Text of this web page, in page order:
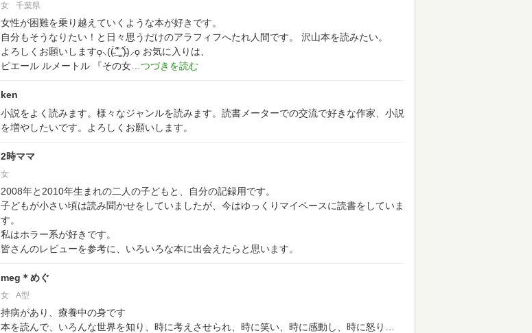
女 千葉県
女性が困難を乗り越えていくような本が好きです。
自分もそうなりたい！と日々思うだけのアラフィフへたれ人間です。
沢山本を読みたい。
よろしくお願いしますo̖⸜((̵̵́ ̆͒͟˚̩̭ ̆͒)̵̵̀)⸝o̗ お気に入りは、
ピエール ルメートル 『その女
ken
小説をよく読みます。様々なジャンルを読みます。読書メーターでの交流で好きな作家、小説
を増やしたいです。よろしくお願いします。
2時ママ
女
2008年と2010年生まれの二人の子どもと、自分の記録用です。
子どもが小さい頃は読み聞かせをしていましたが、今はゆっくりマイペースに読書をしていま
す。
私はホラー系が好きです。
皆さんのレビューを参考に、いろいろな本に出会えたらと思います。
meg＊めぐ
女 A型
持病があり、療養中の身です
本を読んで、いろんな世界を知り、時に考えさせられ、時に笑い、時に感動し、時に怒り…